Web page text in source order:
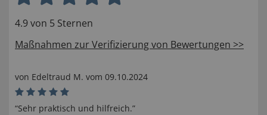
4.9 von 5 Sternen
Maßnahmen zur Verifizierung von Bewertungen >>
von Edeltraud M. vom 09.10.2024
“Sehr praktisch und hilfreich.”